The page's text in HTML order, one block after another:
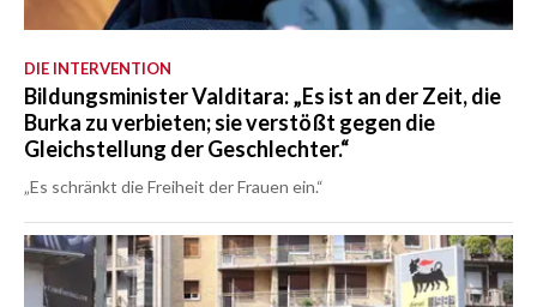
DIE INTERVENTION
Bildungsminister Valditara: „Es ist an der Zeit, die
Burka zu verbieten; sie verstößt gegen die
Gleichstellung der Geschlechter.“
„Es schränkt die Freiheit der Frauen ein.“